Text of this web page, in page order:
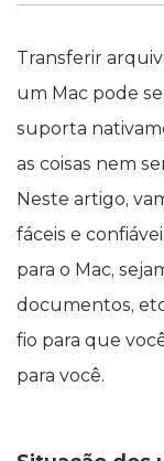
Transferir
um Mac pode
suporta
as coisas nem
Neste artigo,
fáceis e
para o Mac,
documentos,
fio para que
para você.